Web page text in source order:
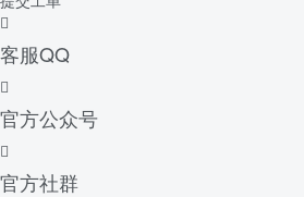
客服QQ
官方公众号
官方社群